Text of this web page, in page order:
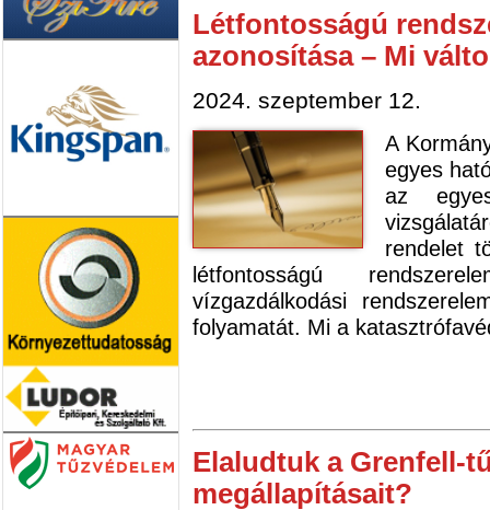
Létfontosságú
azonosítása – Mi
2024. szeptember 12.
A
egyes
az
rendelet
létfontosságú
vízgazdálkodási
folyamatát. Mi a
Elaludtuk a Grenfell-
megállapításait?